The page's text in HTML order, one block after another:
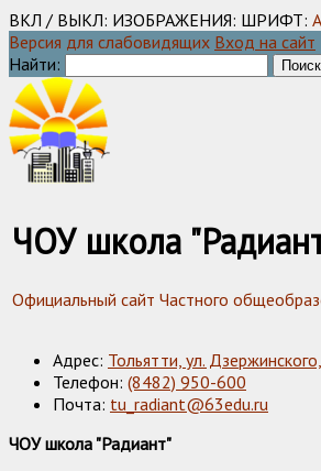
ВКЛ / ВЫКЛ: ИЗОБРАЖЕНИЯ: ШРИФТ: A
Версия для слабовидящих Вход на сайт
Найти:
ЧОУ школа
Официальный сайт Частного
Адрес: Тольятти, ул.
Телефон: (8482) 950-600
Почта: tu_radiant@63edu.ru
ЧОУ школа "Радиант"